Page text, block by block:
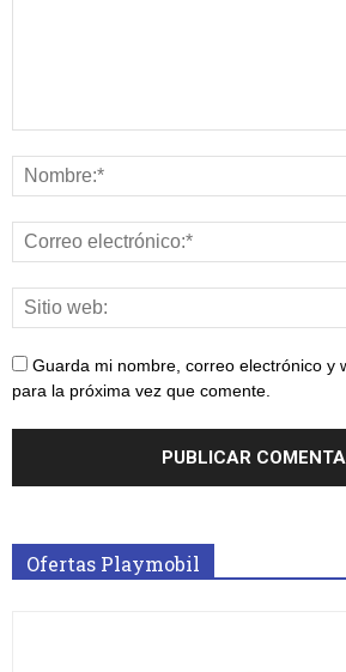
Guarda mi nombre, correo electrónico y
para la próxima vez que comente.
Ofertas Playmobil